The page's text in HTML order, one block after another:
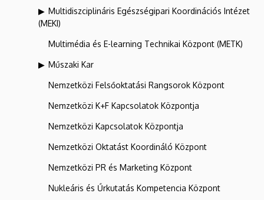
Multidiszciplináris Egészségipari Koordinációs Intézet
(MEKI)
Multimédia és E-learning Technikai Központ (METK)
Műszaki Kar
Nemzetközi Felsőoktatási Rangsorok Központ
Nemzetközi K+F Kapcsolatok Központja
Nemzetközi Kapcsolatok Központja
Nemzetközi Oktatást Koordináló Központ
Nemzetközi PR és Marketing Központ
Nukleáris és Űrkutatás Kompetencia Központ